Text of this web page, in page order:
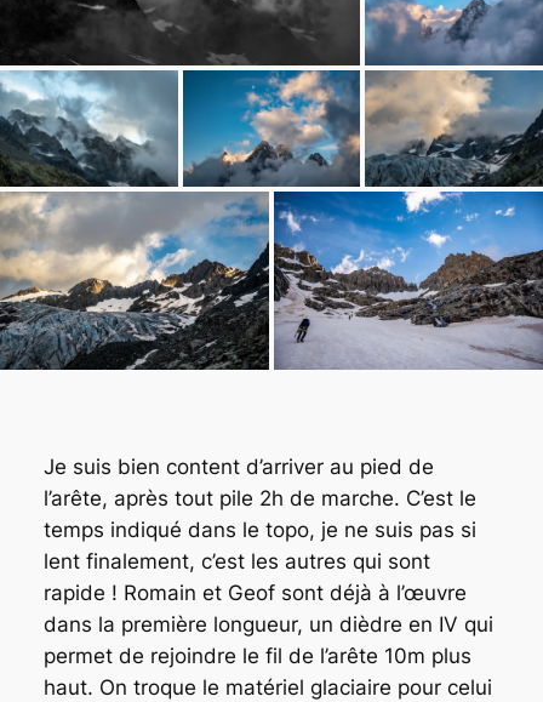
Je suis bien content d’arriver au pied de
l’arête, après tout pile 2h de marche. C’est le
temps indiqué dans le topo, je ne suis pas si
lent finalement, c’est les autres qui sont
rapide ! Romain et Geof sont déjà à l’œuvre
dans la première longueur, un dièdre en IV qui
permet de rejoindre le fil de l’arête 10m plus
haut. On troque le matériel glaciaire pour celui